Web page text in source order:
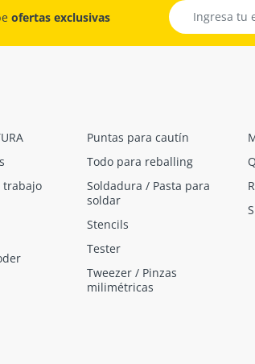
ofertas exclusivas
trabajo
Puntas para cautín
Todo para reballing
Soldadura / Pasta para
soldar
Stencils
Tester
Tweezer / Pinzas
milimétricas